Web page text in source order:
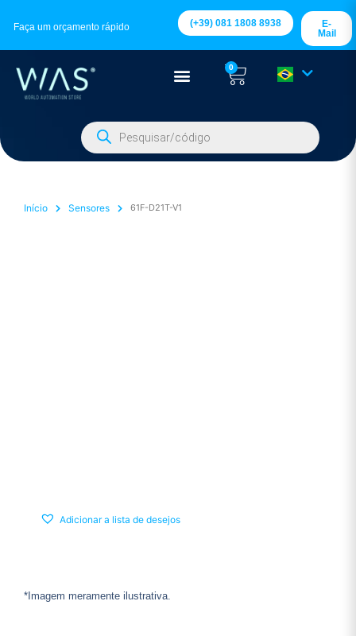
Faça um orçamento rápido (+39) 081 1808 8938
E-
Mail
0
Início Sensores 61F-D21T-V1
Adicionar a lista de desejos
*Imagem meramente ilustrativa.